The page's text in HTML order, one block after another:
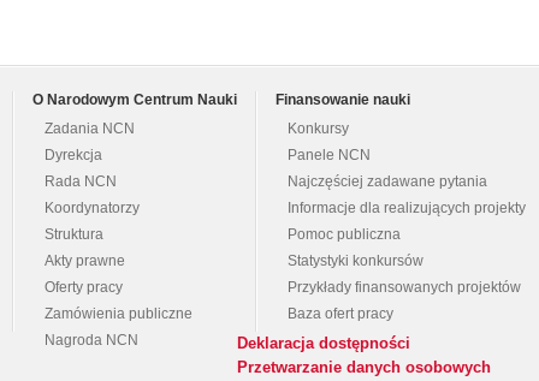
O Narodowym Centrum Nauki
Zadania NCN
Dyrekcja
Rada NCN
Koordynatorzy
Struktura
Akty prawne
Oferty pracy
Zamówienia publiczne
Nagroda NCN
Finansowanie nauki
Konkursy
Panele NCN
Najczęściej zadawane pytania
Informacje dla realizujących projekty
Pomoc publiczna
Statystyki konkursów
Przykłady finansowanych projektów
Baza ofert pracy
Deklaracja dostępności
Przetwarzanie danych osobowych